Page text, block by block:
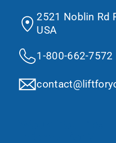
2521 Noblin Rd
USA
1-800-662-7572